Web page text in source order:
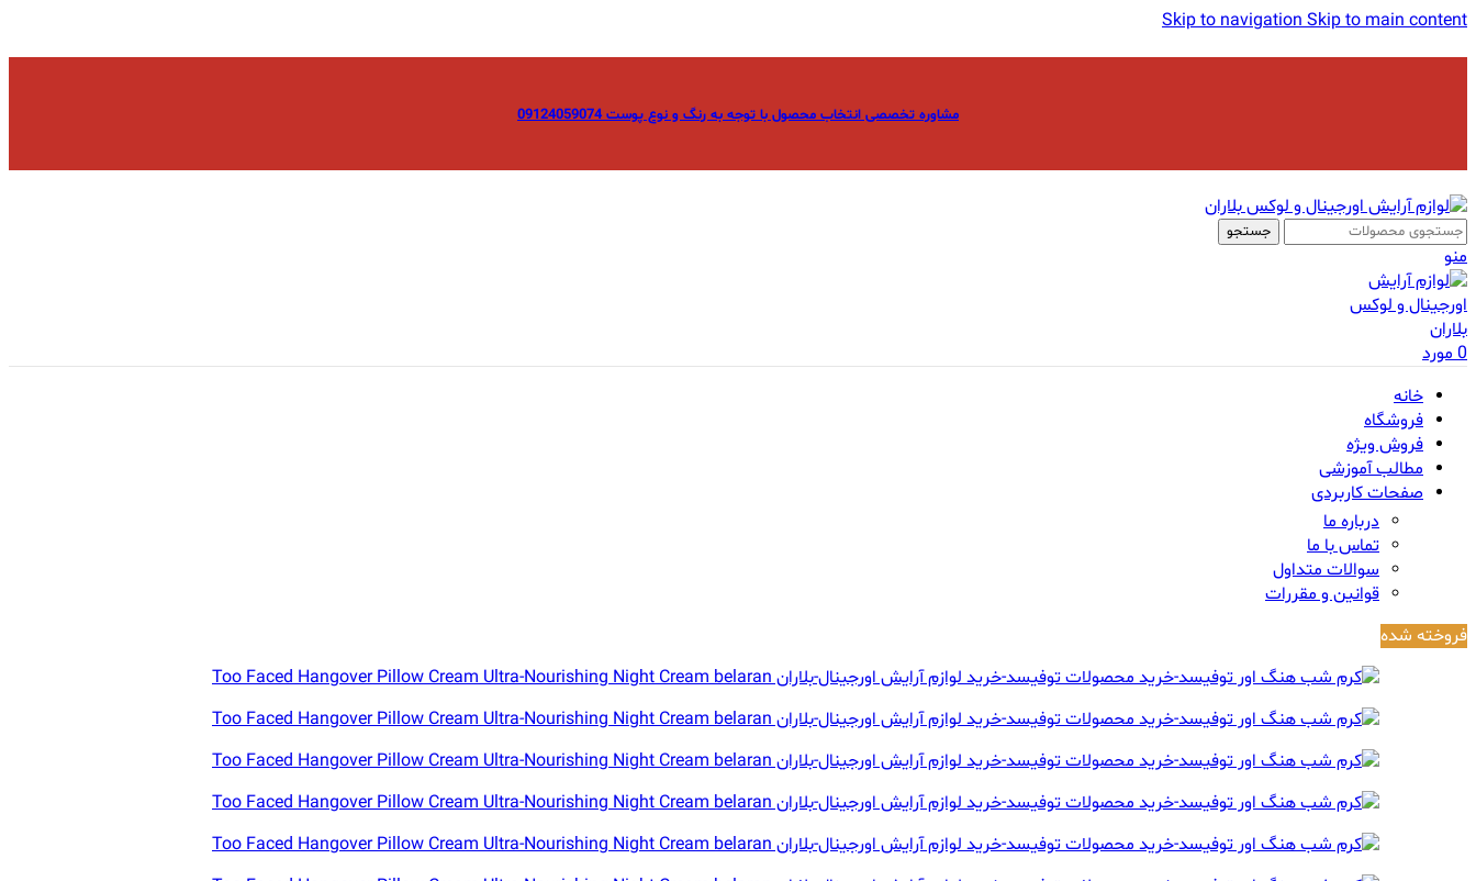
Skip to navigationSkip to main content
مشاوره تخصصی انتخاب محصول با توجه به رنگ و نوع پوست 09124059074
جستجو
منو
0مورد
خانه
فروشگاه
فروش ویژه
مطالب آموزشی
صفحات کاربردی
درباره ما
تماس با ما
سوالات متداول
قوانین و مقررات
فروخته شده